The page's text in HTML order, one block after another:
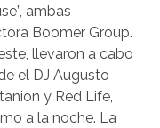
ambas
Boomer Group.
llevaron a cabo
el DJ Augusto
y Red Life,
a la noche. La